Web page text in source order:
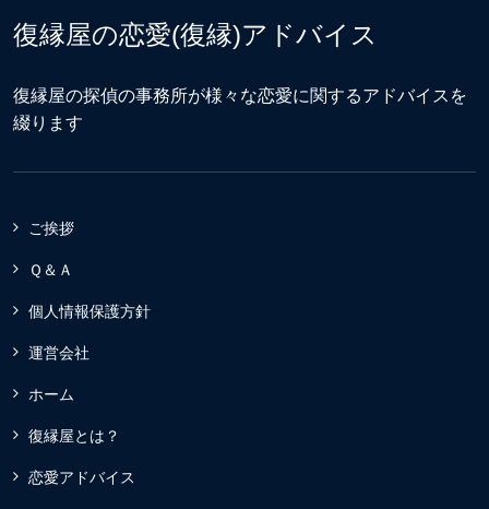
復縁屋の恋愛(復縁)アドバイス
復縁屋の探偵の事務所が様々な恋愛に関するアドバイスを
綴ります
ご挨拶
Ｑ＆Ａ
個人情報保護方針
運営会社
ホーム
復縁屋とは？
恋愛アドバイス